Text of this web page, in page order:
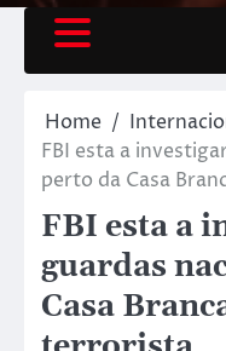
Home
FBI esta a
perto da Casa
FBI esta a
guardas
Casa